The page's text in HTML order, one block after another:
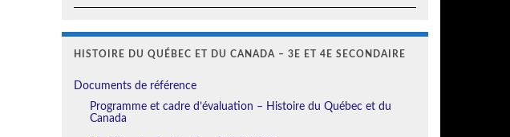
HISTOIRE DU QUÉBEC ET DU CANADA – 3E ET 4E SECONDAIRE
Documents de référence
Programme et cadre d’évaluation – Histoire du Québec et du
Canada